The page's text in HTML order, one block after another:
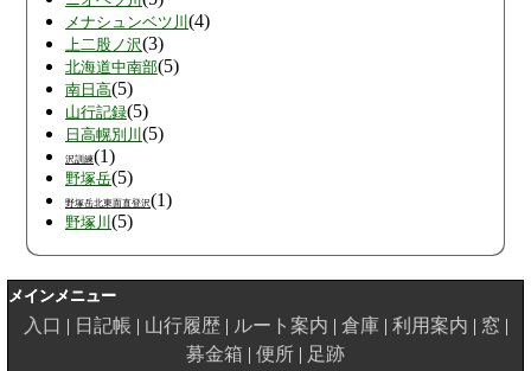
メナシュンベツ川 (4)
上二股ノ沢(3)
北海道中南部(5)
南日高(5)
山行記録(5)
日高幌別川 (5)
沢訓練(1)
野塚岳(5)
野塚岳北東面直登沢(1)
野塚川 (5)
メインメニュー
入口 日記帳 山行履歴 ルート案内 倉庫 利用案内
窓
募金箱
便所 足跡